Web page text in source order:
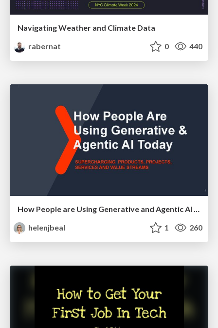
Navigating Weather and Climate Data
rabernat
0 440
How People are Using Generative and Agentic AI to Supercharge Their Products, Projects, Services and Value Streams Today
helenjbeal
1 260